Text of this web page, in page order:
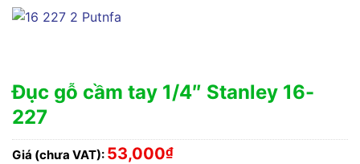
Đục gỗ cầm tay 1/4″ Stanley 16-
227
Giá (chưa VAT): 53,000₫